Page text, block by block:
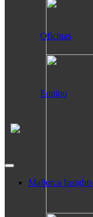
Oficinas
Equipo
Mallorca Insights